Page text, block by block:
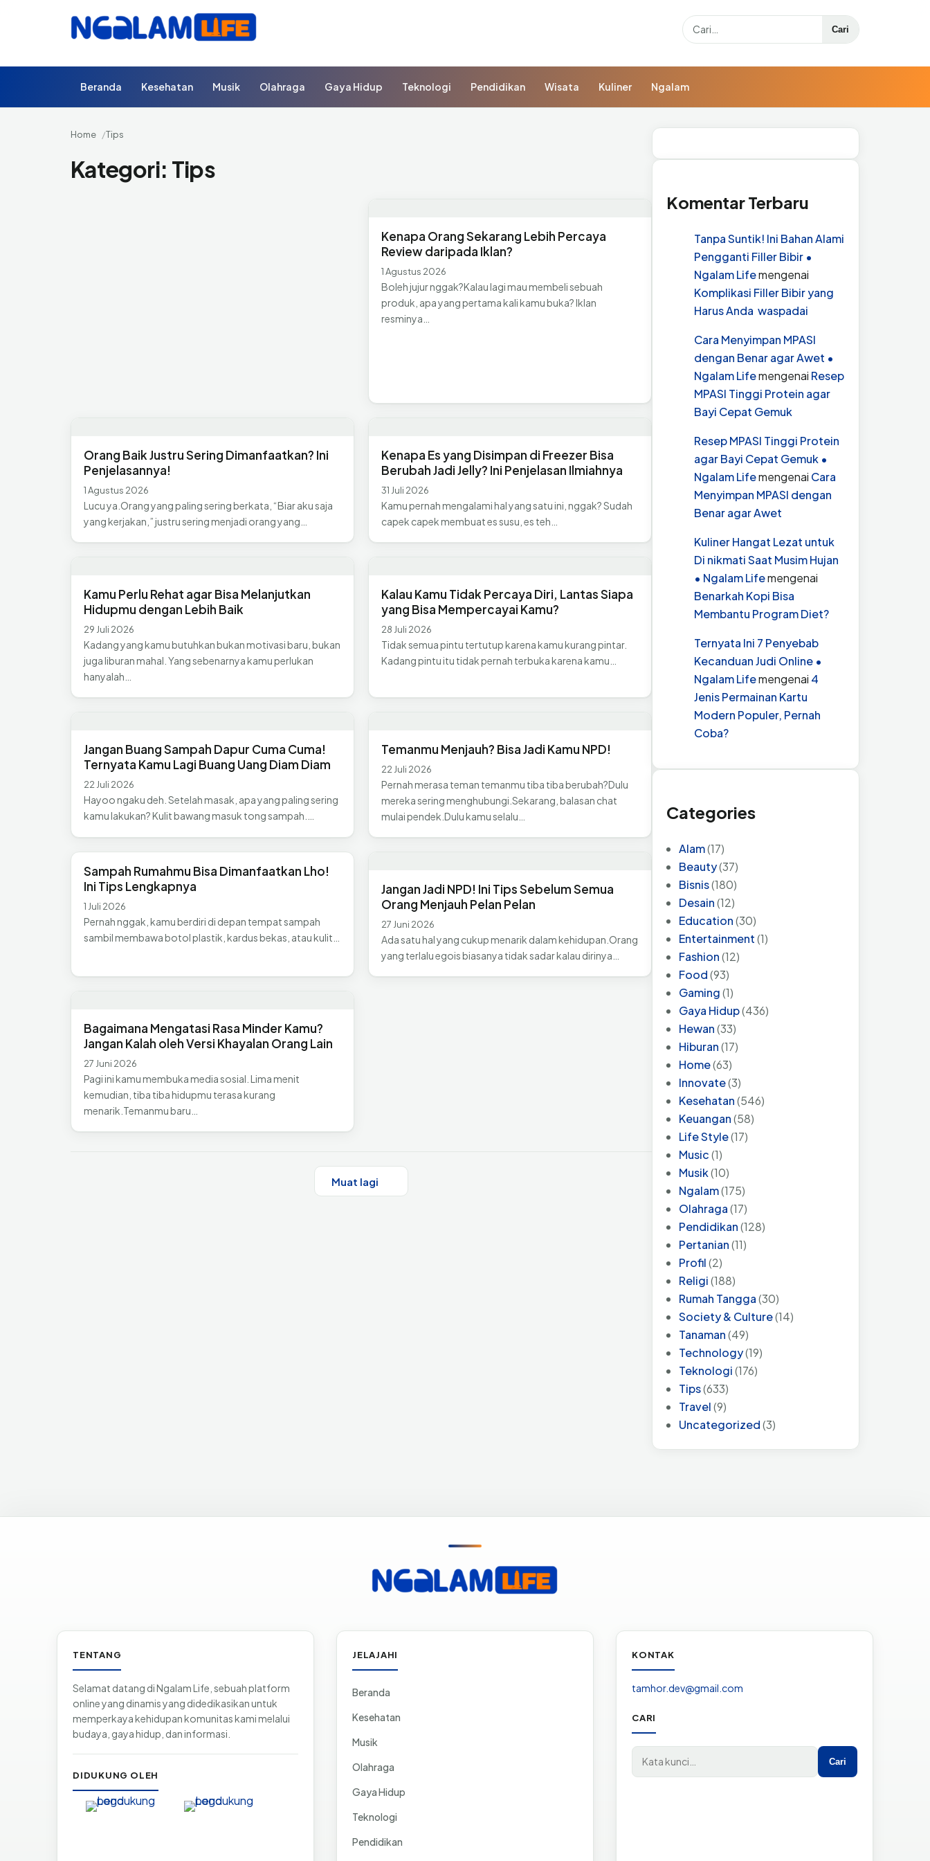
Search Cari
Beranda Kesehatan Musik Olahraga Gaya Hidup Teknologi Pendidikan Wisata Kuliner Ngalam
Home Tips
Kategori: Tips
Kenapa Orang Sekarang Lebih Percaya
Review daripada Iklan?
1 Agustus 2026
Boleh jujur nggak?Kalau lagi mau membeli sebuah
produk, apa yang pertama kali kamu buka? Iklan
resminya…
Orang Baik Justru Sering Dimanfaatkan? Ini
Penjelasannya!
1 Agustus 2026
Lucu ya.Orang yang paling sering berkata, “Biar aku saja
yang kerjakan,” justru sering menjadi orang yang…
Kenapa Es yang Disimpan di Freezer Bisa
Berubah Jadi Jelly? Ini Penjelasan Ilmiahnya
31 Juli 2026
Kamu pernah mengalami hal yang satu ini, nggak? Sudah
capek capek membuat es susu, es teh…
Kamu Perlu Rehat agar Bisa Melanjutkan
Hidupmu dengan Lebih Baik
29 Juli 2026
Kadang yang kamu butuhkan bukan motivasi baru, bukan
juga liburan mahal. Yang sebenarnya kamu perlukan
hanyalah…
Kalau Kamu Tidak Percaya Diri, Lantas Siapa
yang Bisa Mempercayai Kamu?
28 Juli 2026
Tidak semua pintu tertutup karena kamu kurang pintar.
Kadang pintu itu tidak pernah terbuka karena kamu…
Jangan Buang Sampah Dapur Cuma Cuma!
Ternyata Kamu Lagi Buang Uang Diam Diam
22 Juli 2026
Hayoo ngaku deh. Setelah masak, apa yang paling sering
kamu lakukan? Kulit bawang masuk tong sampah.…
Temanmu Menjauh? Bisa Jadi Kamu NPD!
22 Juli 2026
Pernah merasa teman temanmu tiba tiba berubah?Dulu
mereka sering menghubungi.Sekarang, balasan chat
mulai pendek.Dulu kamu selalu…
Sampah Rumahmu Bisa Dimanfaatkan Lho!
Ini Tips Lengkapnya
1 Juli 2026
Pernah nggak, kamu berdiri di depan tempat sampah
sambil membawa botol plastik, kardus bekas, atau kulit…
Jangan Jadi NPD! Ini Tips Sebelum Semua
Orang Menjauh Pelan Pelan
27 Juni 2026
Ada satu hal yang cukup menarik dalam kehidupan.Orang
yang terlalu egois biasanya tidak sadar kalau dirinya…
Bagaimana Mengatasi Rasa Minder Kamu?
Jangan Kalah oleh Versi Khayalan Orang Lain
27 Juni 2026
Pagi ini kamu membuka media sosial. Lima menit
kemudian, tiba tiba hidupmu terasa kurang
menarik.Temanmu baru…
Muat lagi
Komentar Terbaru
Tanpa Suntik! Ini Bahan Alami
Pengganti Filler Bibir •
Ngalam Lifemengenai
Komplikasi Filler Bibir yang
Harus Anda waspadai
Cara Menyimpan MPASI
dengan Benar agar Awet •
Ngalam Lifemengenai Resep
MPASI Tinggi Protein agar
Bayi Cepat Gemuk
Resep MPASI Tinggi Protein
agar Bayi Cepat Gemuk •
Ngalam Lifemengenai Cara
Menyimpan MPASI dengan
Benar agar Awet
Kuliner Hangat Lezat untuk
Di nikmati Saat Musim Hujan
• Ngalam Lifemengenai
Benarkah Kopi Bisa
Membantu Program Diet?
Ternyata Ini 7 Penyebab
Kecanduan Judi Online •
Ngalam Lifemengenai 4
Jenis Permainan Kartu
Modern Populer, Pernah
Coba?
Categories
Alam(17)
Beauty(37)
Bisnis(180)
Desain(12)
Education(30)
Entertainment(1)
Fashion(12)
Food(93)
Gaming(1)
Gaya Hidup(436)
Hewan(33)
Hiburan(17)
Home(63)
Innovate(3)
Kesehatan(546)
Keuangan(58)
Life Style(17)
Music(1)
Musik(10)
Ngalam(175)
Olahraga(17)
Pendidikan(128)
Pertanian(11)
Profil(2)
Religi(188)
Rumah Tangga(30)
Society & Culture(14)
Tanaman(49)
Technology(19)
Teknologi(176)
Tips(633)
Travel(9)
Uncategorized(3)
TENTANG
Selamat datang di Ngalam Life, sebuah platform
online yang dinamis yang didedikasikan untuk
memperkaya kehidupan komunitas kami melalui
budaya, gaya hidup, dan informasi.
DIDUKUNG OLEH
JELAJAHI
Beranda
Kesehatan
Musik
Olahraga
Gaya Hidup
Teknologi
Pendidikan
KONTAK
tamhor.dev@gmail.com
CARI
Cari di situs
Cari